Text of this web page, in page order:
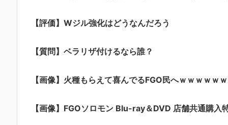
【評価】Wジル強化はどうなんだろう
【質問】ベラリザ付けるなら誰？
【画像】火種もらえて喜んでるFGO民へｗｗｗｗｗ
【画像】FGOソロモン Blu-ray＆DVD 店舗共